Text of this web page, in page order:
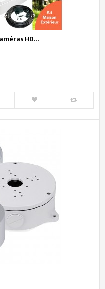
HD...